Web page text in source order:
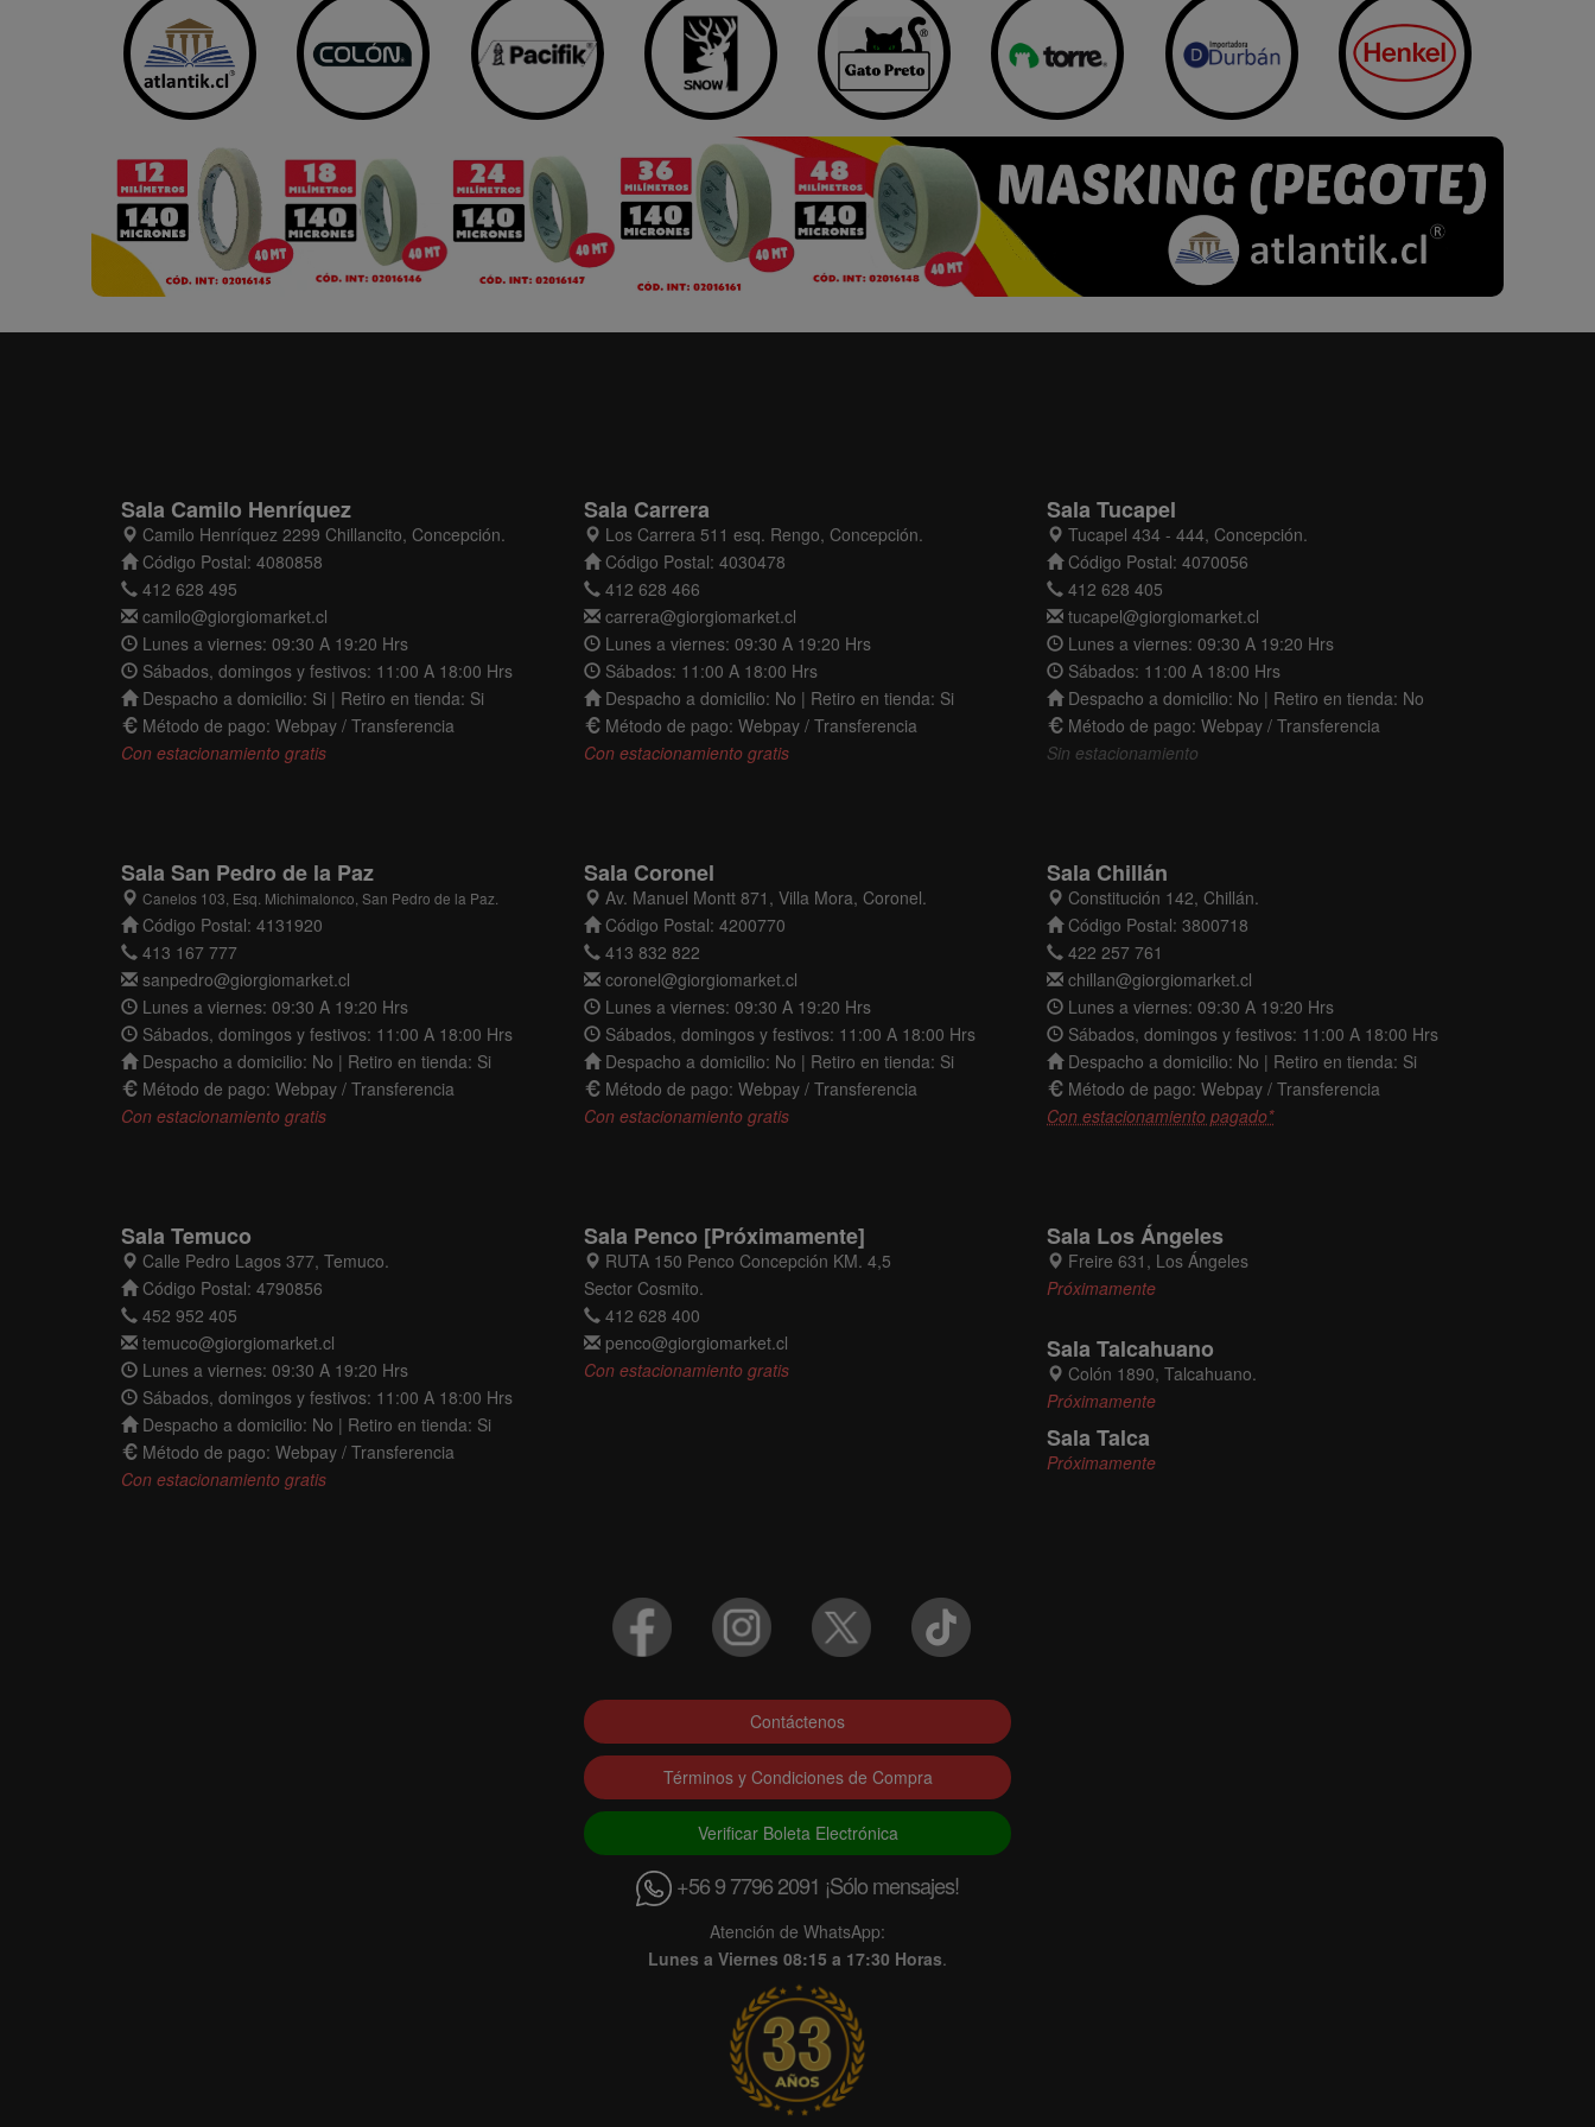
Sala Camilo Henríquez
Camilo Henríquez 2299 Chillancito, Concepción.
Código Postal: 4080858
412 628 495
camilo@giorgiomarket.cl
Lunes a viernes: 09:30 A 19:20 Hrs
Sábados, domingos y festivos: 11:00 A 18:00 Hrs
Despacho a domicilio: Si | Retiro en tienda: Si
Método de pago: Webpay / Transferencia
Con estacionamiento gratis
Sala Carrera
Los Carrera 511 esq. Rengo, Concepción.
Código Postal: 4030478
412 628 466
carrera@giorgiomarket.cl
Lunes a viernes: 09:30 A 19:20 Hrs
Sábados: 11:00 A 18:00 Hrs
Despacho a domicilio: No | Retiro en tienda: Si
Método de pago: Webpay / Transferencia
Con estacionamiento gratis
Sala Tucapel
Tucapel 434 - 444, Concepción.
Código Postal: 4070056
412 628 405
tucapel@giorgiomarket.cl
Lunes a viernes: 09:30 A 19:20 Hrs
Sábados: 11:00 A 18:00 Hrs
Despacho a domicilio: No | Retiro en tienda: No
Método de pago: Webpay / Transferencia
Sin estacionamiento
Sala San Pedro de la Paz
Canelos 103, Esq. Michimalonco, San Pedro de la Paz.
Código Postal: 4131920
413 167 777
sanpedro@giorgiomarket.cl
Lunes a viernes: 09:30 A 19:20 Hrs
Sábados, domingos y festivos: 11:00 A 18:00 Hrs
Despacho a domicilio: No | Retiro en tienda: Si
Método de pago: Webpay / Transferencia
Con estacionamiento gratis
Sala Coronel
Av. Manuel Montt 871, Villa Mora, Coronel.
Código Postal: 4200770
413 832 822
coronel@giorgiomarket.cl
Lunes a viernes: 09:30 A 19:20 Hrs
Sábados, domingos y festivos: 11:00 A 18:00 Hrs
Despacho a domicilio: No | Retiro en tienda: Si
Método de pago: Webpay / Transferencia
Con estacionamiento gratis
Sala Chillán
Constitución 142, Chillán.
Código Postal: 3800718
422 257 761
chillan@giorgiomarket.cl
Lunes a viernes: 09:30 A 19:20 Hrs
Sábados, domingos y festivos: 11:00 A 18:00 Hrs
Despacho a domicilio: No | Retiro en tienda: Si
Método de pago: Webpay / Transferencia
Con estacionamiento pagado*
Sala Temuco
Calle Pedro Lagos 377, Temuco.
Código Postal: 4790856
452 952 405
temuco@giorgiomarket.cl
Lunes a viernes: 09:30 A 19:20 Hrs
Sábados, domingos y festivos: 11:00 A 18:00 Hrs
Despacho a domicilio: No | Retiro en tienda: Si
Método de pago: Webpay / Transferencia
Con estacionamiento gratis
Sala Penco [Próximamente]
RUTA 150 Penco Concepción KM. 4,5
Sector Cosmito.
412 628 400
penco@giorgiomarket.cl
Con estacionamiento gratis
Sala Los Ángeles
Freire 631, Los Ángeles
Próximamente
Sala Talcahuano
Colón 1890, Talcahuano.
Próximamente
Sala Talca
Próximamente
Contáctenos
Términos y Condiciones de Compra
Verificar Boleta Electrónica
+56 9 7796 2091 ¡Sólo mensajes!
Atención de WhatsApp:
Lunes a Viernes 08:15 a 17:30 Horas.